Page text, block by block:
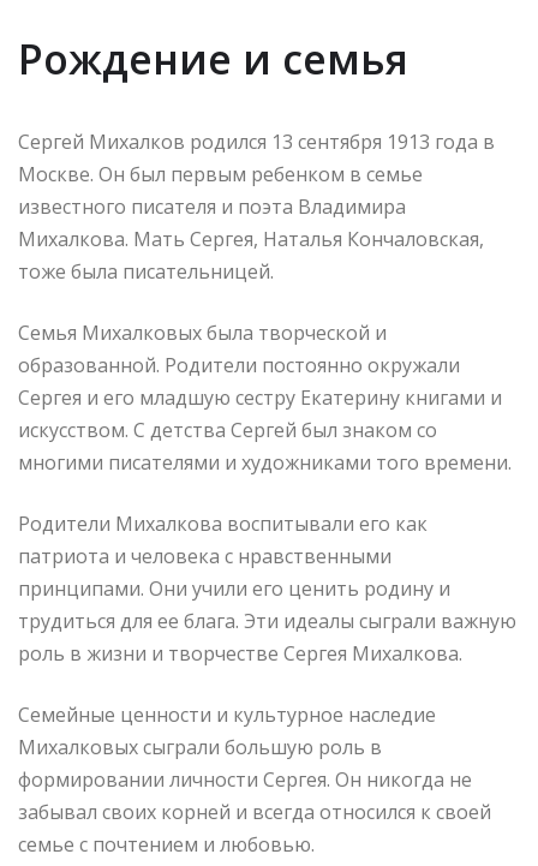
Рождение и семья
Сергей Михалков родился 13 сентября 1913 года в
Москве. Он был первым ребенком в семье
известного писателя и поэта Владимира
Михалкова. Мать Сергея, Наталья Кончаловская,
тоже была писательницей.
Семья Михалковых была творческой и
образованной. Родители постоянно окружали
Сергея и его младшую сестру Екатерину книгами и
искусством. С детства Сергей был знаком со
многими писателями и художниками того времени.
Родители Михалкова воспитывали его как
патриота и человека с нравственными
принципами. Они учили его ценить родину и
трудиться для ее блага. Эти идеалы сыграли важную
роль в жизни и творчестве Сергея Михалкова.
Семейные ценности и культурное наследие
Михалковых сыграли большую роль в
формировании личности Сергея. Он никогда не
забывал своих корней и всегда относился к своей
семье с почтением и любовью.